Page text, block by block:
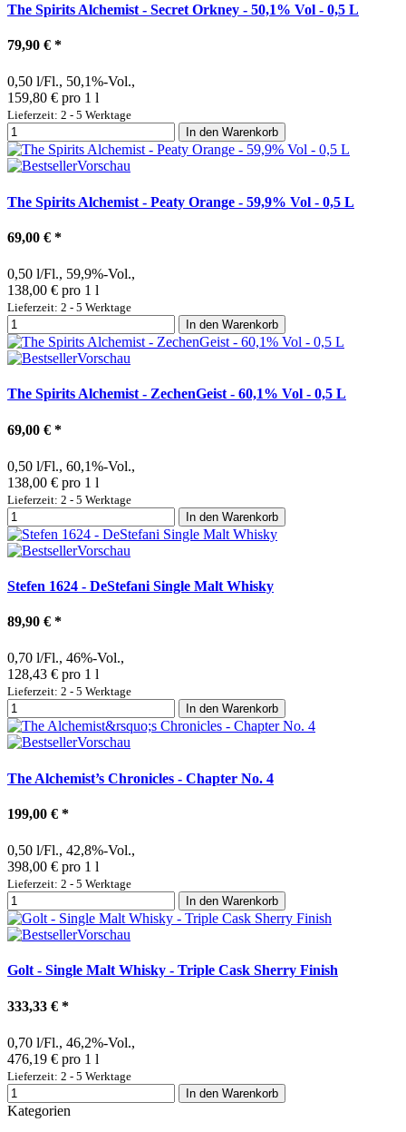
The Spirits Alchemist - Secret Orkney - 50,1% Vol - 0,5 L
79,90 € *
0,50 l/Fl., 50,1%-Vol.,
159,80 € pro 1 l
Lieferzeit: 2 - 5 Werktage
In den Warenkorb
Vorschau
The Spirits Alchemist - Peaty Orange - 59,9% Vol - 0,5 L
69,00 € *
0,50 l/Fl., 59,9%-Vol.,
138,00 € pro 1 l
Lieferzeit: 2 - 5 Werktage
In den Warenkorb
Vorschau
The Spirits Alchemist - ZechenGeist - 60,1% Vol - 0,5 L
69,00 € *
0,50 l/Fl., 60,1%-Vol.,
138,00 € pro 1 l
Lieferzeit: 2 - 5 Werktage
In den Warenkorb
Vorschau
Stefen 1624 - DeStefani Single Malt Whisky
89,90 € *
0,70 l/Fl., 46%-Vol.,
128,43 € pro 1 l
Lieferzeit: 2 - 5 Werktage
In den Warenkorb
Vorschau
The Alchemist’s Chronicles - Chapter No. 4
199,00 € *
0,50 l/Fl., 42,8%-Vol.,
398,00 € pro 1 l
Lieferzeit: 2 - 5 Werktage
In den Warenkorb
Vorschau
Golt - Single Malt Whisky - Triple Cask Sherry Finish
333,33 € *
0,70 l/Fl., 46,2%-Vol.,
476,19 € pro 1 l
Lieferzeit: 2 - 5 Werktage
In den Warenkorb
Kategorien